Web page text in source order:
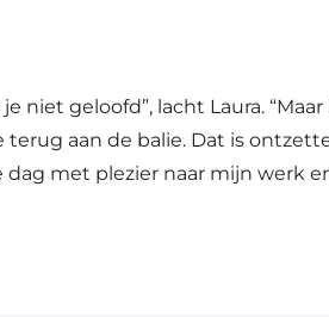
niet geloofd”, lacht Laura.
aan de balie. Dat is
met plezier naar mijn werk